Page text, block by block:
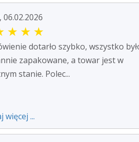
06.02.2026
★ ★ ★
dotarło szybko, wszystko
zapakowane, a towar jest w
stanie. Polec...
więcej ...